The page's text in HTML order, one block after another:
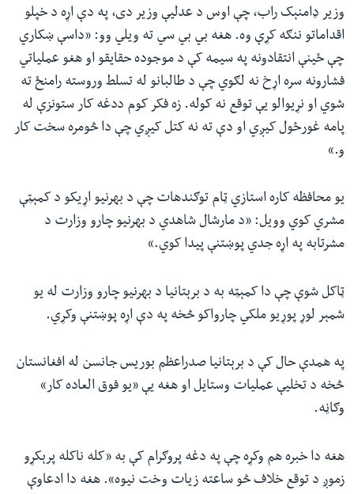
وزیر ډامنېک راب،‌ چې اوس د عدلیې وزیر دی، په دې اړه د خپلو
اقداماتو ننګه کړې وه. هغه بي بي سي ته ویلي وو: «داسې ښکاري
چې ځينې انتقادونه په سیمه کې د موجوده حقایقو او هغو عملیاتي
فشارونه سره اړخ نه لګوي چې د طالبانو له تسلط وروسته رامنځ ته
شوي او نړیوالو یې توقع نه کوله. زه فکر کوم ددغه کار ستونزې له
پامه غورځول کیږي او دې ته نه کتل کیږي چې دا څومره سخت کار
و.»
یو محافظه کاره استازي ټام توګندهات چې د بهرنیو اړیکو د کمېټې
مشري کوي وویل: «د مارشال شاهدي د بهرنیو چارو وزارت د
مشرتابه په اړه جدي پوښتنې پیدا کوي.»
ټاکل شوې چې دا کمېټه به د برېتانیا د بهرنیو چارو وزارت له یو
شمېر لوړ پوړيو ملکي چارواکو څخه په دې اړه پوښتنې وکړي.
په همدې حال کې د برېتانیا صدراعظم بوریس جانسن له افغانستان
څخه د تخلیې عملیات وستایل او هغه یې «یو فوق العاده کار»
وګاڼه.
هغه دا خبره هم وکړه چې په دغه پروګرام کې به «کله ناکله پرېکړو
زموږ د توقع خلاف څو ساعته زیات وخت نیوه». هغه دا ادعاوې